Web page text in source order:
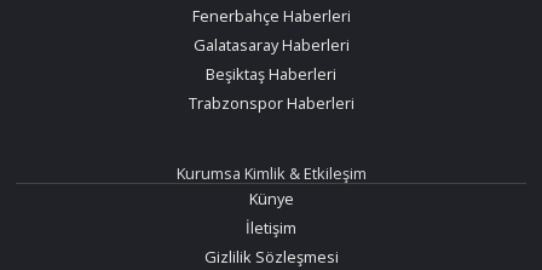
Fenerbahçe Haberleri
Galatasaray Haberleri
Beşiktaş Haberleri
Trabzonspor Haberleri
Kurumsa Kimlik & Etkileşim
Künye
İletişim
Gizlilik Sözleşmesi